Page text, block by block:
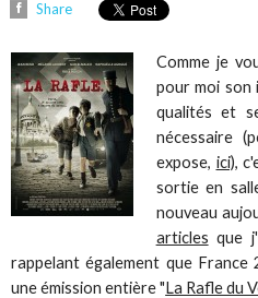
Share
Comme je
pour moi son
qualités et
nécessaire
expose, ici),
sortie en
nouveau
articles que
rappelant également que France
une émission entière "La Rafle du